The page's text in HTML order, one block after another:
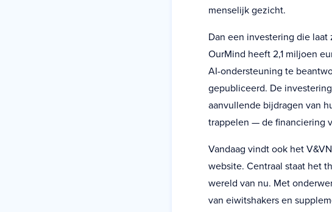
menselijk gezicht.
Dan een investering die
OurMind heeft 2,1 miljoen
AI-ondersteuning te
gepubliceerd. De
aanvullende bijdragen van
trappelen — de financiering
Vandaag vindt ook het
website. Centraal staat het
wereld van nu. Met
van eiwitshakers en